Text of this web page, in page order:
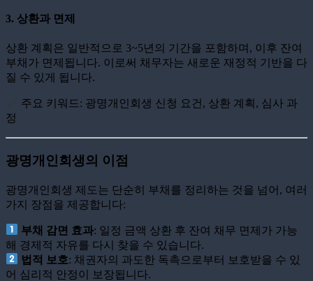
3. 상환과 면제
상환 계획은 일반적으로 3~5년의 기간을 포함하며, 이후 잔여
부채가 면제됩니다. 이로써 채무자는 새로운 재정적 기반을 다
질 수 있게 됩니다.
주요 키워드: 광명개인회생 신청 요건, 상환 계획, 심사 과
정
광명개인회생의 이점
광명개인회생 제도는 단순히 부채를 정리하는 것을 넘어, 여러
가지 장점을 제공합니다:
부채 감면 효과: 일정 금액 상환 후 잔여 채무 면제가 가능
해 경제적 자유를 다시 찾을 수 있습니다.
법적 보호: 채권자의 과도한 독촉으로부터 보호받을 수 있
어 심리적 안정이 보장됩니다.